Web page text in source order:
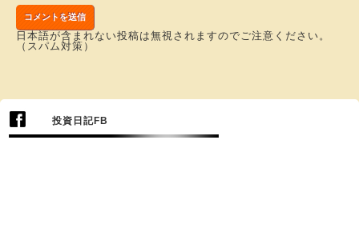
日本語が含まれない投稿は無視されますのでご注意ください。
（スパム対策）
投資日記FB